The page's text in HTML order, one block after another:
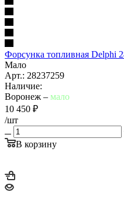
Форсунка топливная Delphi
Мало
Арт.: 28237259
Наличие:
Воронеж – мало
10 450 ₽
/шт
В корзину